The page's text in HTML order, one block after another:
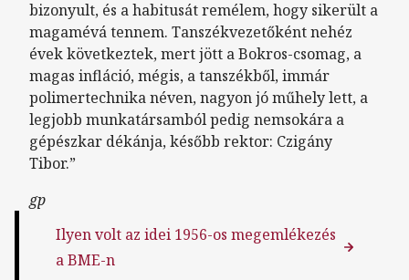
bizonyult, és a habitusát remélem, hogy sikerült a
magamévá tennem. Tanszékvezetőként nehéz
évek következtek, mert jött a Bokros-csomag, a
magas infláció, mégis, a tanszékből, immár
polimertechnika néven, nagyon jó műhely lett, a
legjobb munkatársamból pedig nemsokára a
gépészkar dékánja, később rektor: Czigány
Tibor.”
gp
Ilyen volt az idei 1956-os megemlékezés
a BME-n